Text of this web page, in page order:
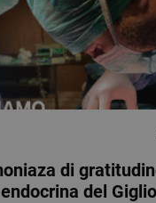
di
del Giglio